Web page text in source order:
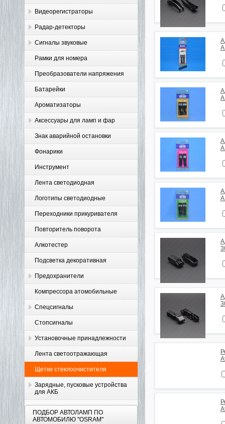
Видеорегистраторы
Радар-детекторы
Сигналы звуковые
Рамки для номера
Преобразователи напряжения
Батарейки
Ароматизаторы
Аксессуары для ламп и фар
Знак аварийной остановки
Фонарики
Инструмент
Лента светодиодная
Логотипы светодиодные
Переходники прикуривателя
Повторитель поворота
Алкотестер
Подсветка декоративная
Предохранители
Компрессора атомобильные
Спецсигналы
Стопсигналы
Установочные принадлежности
Лента светоотражающая
Щетки стеклоочистителя
Зарядные, пусковые устройства
для АКБ
ПОДБОР АВТОЛАМП ПО
АВТОМОБИЛЮ "OSRAM"